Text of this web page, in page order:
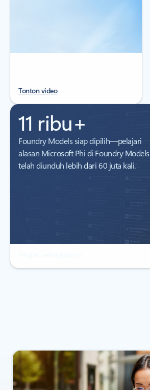
Tonton video
11 ribu+
Foundry Models siap dipilih—pelajari
alasan Microsoft Phi di Foundry Models
telah diunduh lebih dari 60 juta kali.